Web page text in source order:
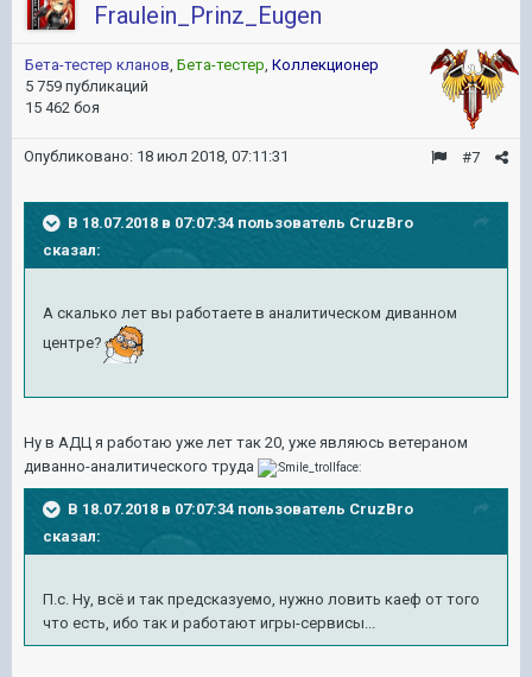
Fraulein_Prinz_Eugen
Бета-тестер кланов, Бета-тестер, Коллекционер
5 759 публикаций
15 462 боя
#7
Опубликовано: 18 июл 2018, 07:11:31
В 18.07.2018 в 07:07:34 пользователь CruzBro
сказал:
А скалько лет вы работаете в аналитическом диванном
центре?
Ну в АДЦ я работаю уже лет так 20, уже являюсь ветераном
диванно-аналитического труда
В 18.07.2018 в 07:07:34 пользователь CruzBro
сказал:
П.с. Ну, всё и так предсказуемо, нужно ловить каеф от того
что есть, ибо так и работают игры-сервисы...